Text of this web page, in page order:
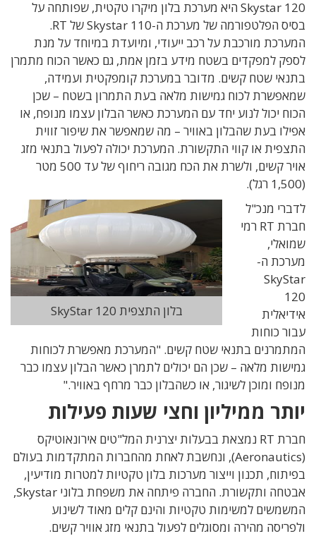
Skystar 120 היא מערכת בלון מיקרו טקטית, שפותחה על
בסיס הפלטפורמה של מערכת ה-Skystar 110 של RT.
המערכת מורכבת על רכב ייעודי, ומיועדת במיוחד על מנת
לספק למפקדים בשטח מידע בזמן אמת, גם כאשר הכוח מתמרן
בתנאי שטח קשים. מדובר במערכת קומפקטית ועמידה,
שמאפשרת לכוח גמישות מלאה בעת התמרון בשטח – שכן
הכוח יכול לנוע יחד עם המערכת כאשר הבלון עצמו מנופח, או
אפילו בעת שהבלון באוויר – מה שמאפשר את שיפור זווית
התצפית או קווי התקשורת. המערכת יכולה לפעול בתנאי מזג
אויר קשים, ולשרת את הכח מגובה ריחוף של עד 500 מטר
(1,500 רגל).
בלון התצפית SkyStar 120
לדברי מנכ"ל
חברת RT רמי
שמואלי,
מערכת ה-
SkyStar
120
אידיאלית
עבור כוחות
המתמרנים בתנאי שטח קשים. "המערכת מאפשרת לכוחות
גמישות מלאה – שכן הם יכולים לתמרן כאשר הבלון עצמו כבר
מנופח ומוכן לשיגור, או כשהבלון כבר מרחף באוויר."
יותר ממיליון וחצי שעות פעילות
חברת RT נמצאת בבעלות יצרנית המל"טים אירונאוטיקס
(Aeronautics), ונחשבת לאחת מהחברות המתקדמות בעולם
בפיתוח, תכנון וייצור מערכות בלון טקטיות למטרות מודיעין,
אבטחה ותקשורת. החברה פיתחה את משפחת בלוני Skystar,
המשמשים למשימות טקטיות והינם קלים מאוד לשינוע
ולפריסה מהירה ומסוגלים לפעול בתנאי מזג אוויר קשים.